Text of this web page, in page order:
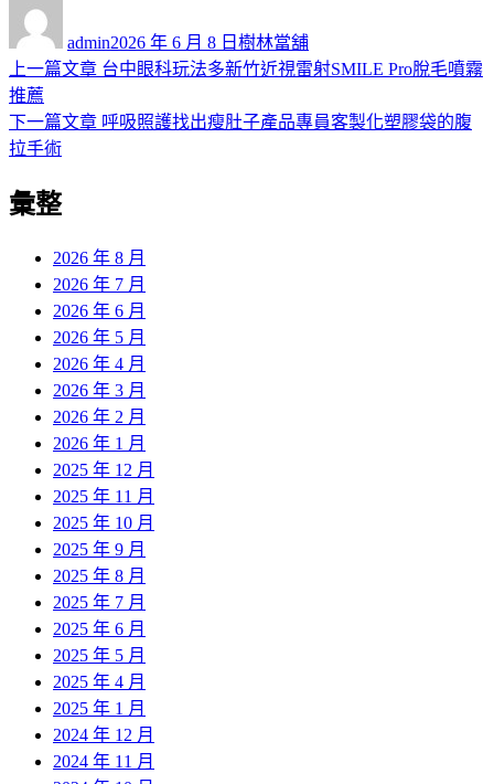
admin佈
日
2026 年 6 月 8 日 類
樹林當舖
文
章
導
覽
上一篇文章 上
篇
台中眼科玩法多新竹近視雷射SMILE Pro脫毛噴霧
推薦
下一篇文章 下
呼吸照護找出瘦肚子產品專員客製化塑膠袋的腹
拉手術
彙整
2026 年 8 月
2026 年 7 月
2026 年 6 月
2026 年 5 月
2026 年 4 月
2026 年 3 月
2026 年 2 月
2026 年 1 月
2025 年 12 月
2025 年 11 月
2025 年 10 月
2025 年 9 月
2025 年 8 月
2025 年 7 月
2025 年 6 月
2025 年 5 月
2025 年 4 月
2025 年 1 月
2024 年 12 月
2024 年 11 月